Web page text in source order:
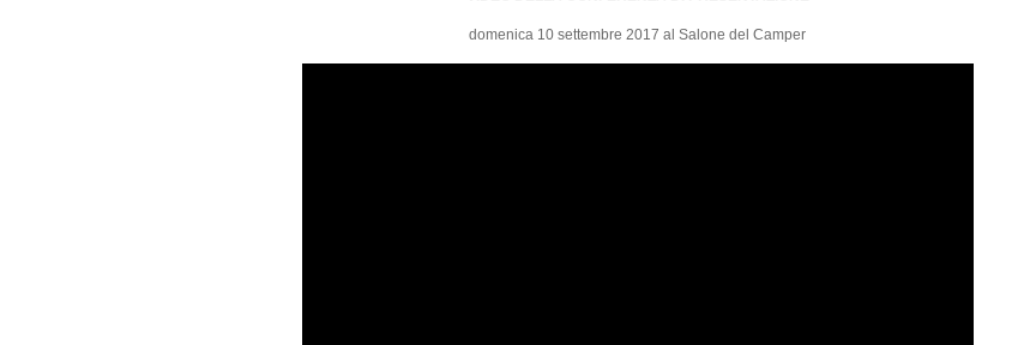
domenica 10 settembre 2017 al Salone del Camper